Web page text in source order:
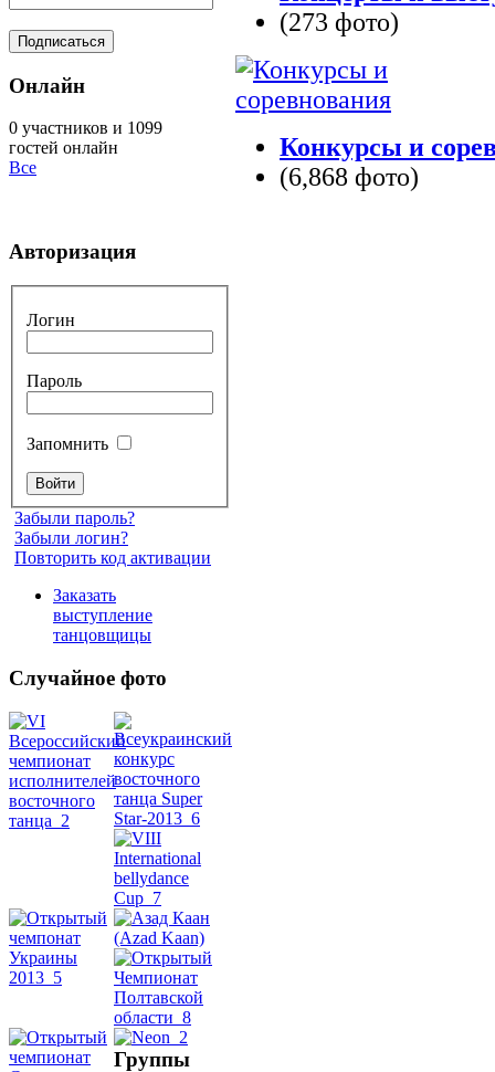
(273 фото)
Конкурсы и
(6,868 фото)
Онлайн
0 участников и 1099
гостей онлайн
Все
Авторизация
Логин
Пароль
Запомнить
Забыли пароль?
Забыли логин?
Повторить код активации
Заказать
выступление
танцовщицы
Случайное фото
Танец
Группы